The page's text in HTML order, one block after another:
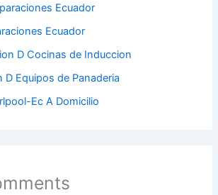
Ecuador
Ecuador
D Cocinas de Induccion
D Equipos de Panaderia
Ec A Domicilio